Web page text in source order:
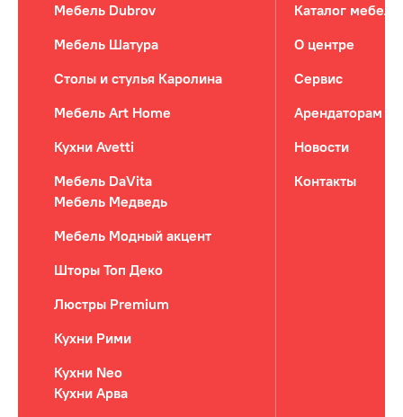
Мебель Dubrov
Мебель Шатура
Столы и стулья Каролина
Мебель Art Home
Кухни Avetti
Мебель DaVita
Мебель Медведь
Мебель Модный акцент
Шторы Топ Деко
Люстры Premium
Кухни Рими
Кухни Neo
Кухни Арва
Каталог мебели
О центре
Сервис
Арендаторам
Новости
Контакты